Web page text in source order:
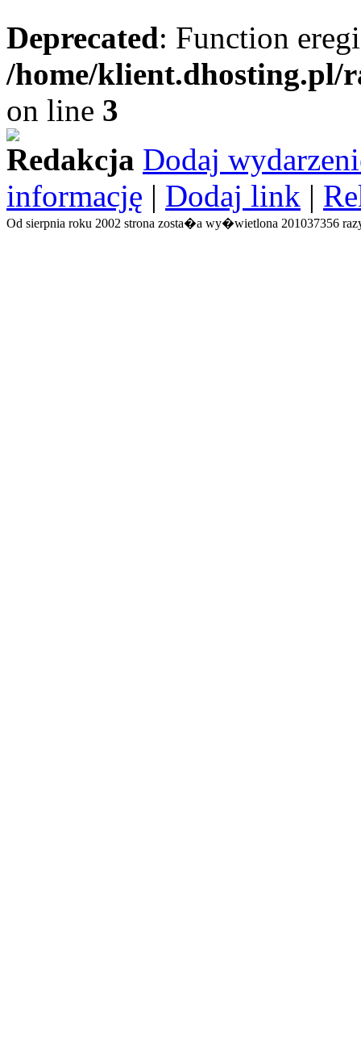
Deprecated: Function
/home/
on line 3
Redakcja Dodaj
informację | Dodaj link |
Od sierpnia roku 2002 strona zosta�a wy�wietlona 201037356